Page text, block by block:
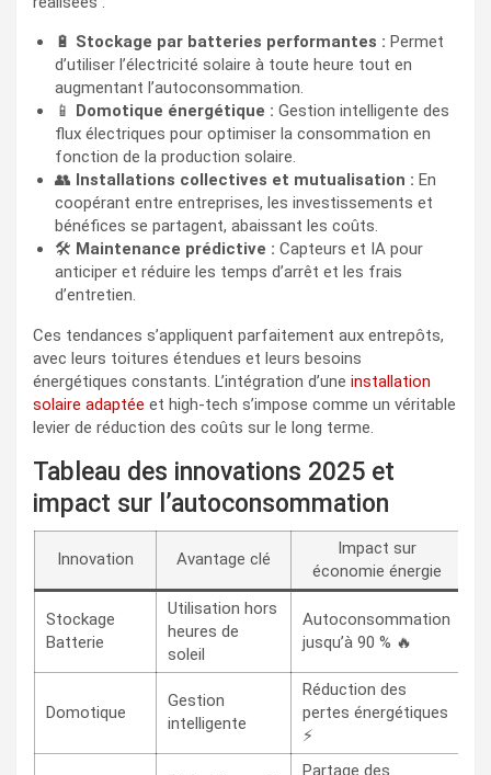
🔋 Stockage par batteries performantes : Permet
d’utiliser l’électricité solaire à toute heure tout en
augmentant l’autoconsommation.
📱 Domotique énergétique : Gestion intelligente des
flux électriques pour optimiser la consommation en
fonction de la production solaire.
👥 Installations collectives et mutualisation : En
coopérant entre entreprises, les investissements et
bénéfices se partagent, abaissant les coûts.
🛠️ Maintenance prédictive : Capteurs et IA pour
anticiper et réduire les temps d’arrêt et les frais
d’entretien.
Ces tendances s’appliquent parfaitement aux entrepôts,
avec leurs toitures étendues et leurs besoins
énergétiques constants. L’intégration d’une installation
solaire adaptée et high-tech s’impose comme un véritable
levier de réduction des coûts sur le long terme.
Tableau des innovations 2025 et
impact sur l’autoconsommation
Innovation Avantage clé
Impact sur
économie énergie
Stockage
Batterie
Utilisation hors
heures de
soleil
Autoconsommation
jusqu’à 90 % 🔥
Domotique
Gestion
intelligente
Réduction des
pertes énergétiques
⚡
Partage des